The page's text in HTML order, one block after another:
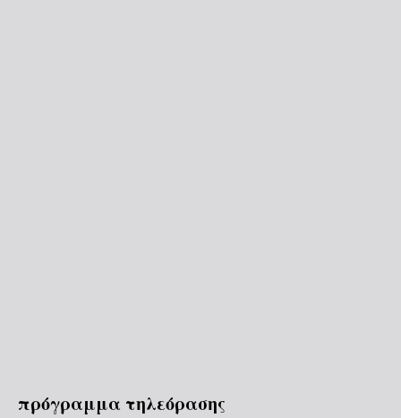
πρόγραμμα τηλεόρασης